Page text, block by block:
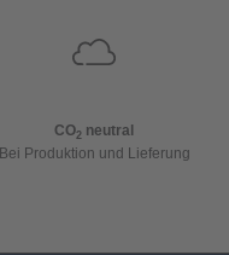
CO2 neutral
Bei Produktion und Lieferung